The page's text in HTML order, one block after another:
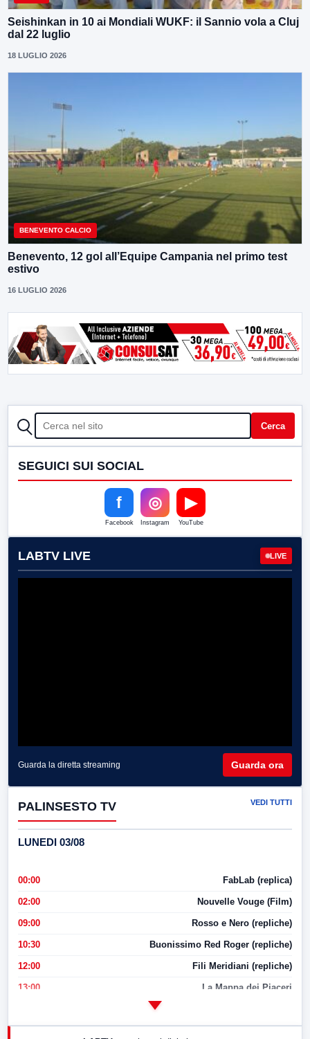
Seishinkan in 10 ai Mondiali WUKF: il Sannio vola a Cluj
dal 22 luglio
18 LUGLIO 2026
BENEVENTO CALCIO
Benevento, 12 gol all’Equipe Campania nel primo test
estivo
16 LUGLIO 2026
CERCA Cerca
SEGUICI SUI SOCIAL
f
Facebook
◎
Instagram
▶
YouTube
LABTV LIVE LIVE
Guarda la diretta streaming Guarda ora
PALINSESTO TV VEDI TUTTI
LUNEDI 03/08
00:00 FabLab (replica)
02:00 Nouvelle Vouge (Film)
09:00 Rosso e Nero (repliche)
10:30 Buonissimo Red Roger (repliche)
12:00 Fili Meridiani (repliche)
13:00 La Mappa dei Piaceri